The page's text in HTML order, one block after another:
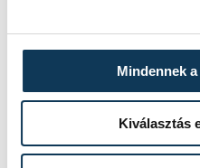
Mindennek
Kiválasztás